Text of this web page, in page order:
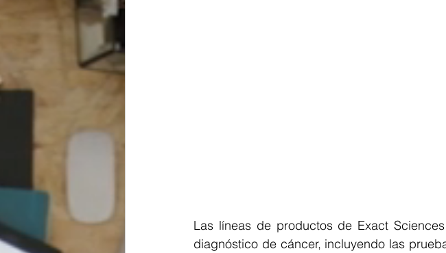
Las líneas de productos de Exact
diagnóstico de cáncer, incluyendo las